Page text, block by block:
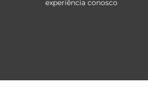
experiência conosco